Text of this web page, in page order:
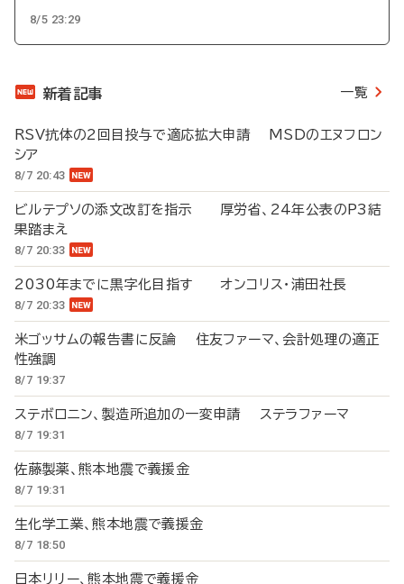
8/5 23:29
新着記事 一覧
RSV抗体の2回目投与で適応拡大申請 MSDのエヌフロン
シア
8/7 20:43
ビルテプソの添文改訂を指示 厚労省、24年公表のP3結
果踏まえ
8/7 20:33
2030年までに黒字化目指す オンコリス・浦田社長
8/7 20:33
米ゴッサムの報告書に反論 住友ファーマ、会計処理の適正
性強調
8/7 19:37
ステボロニン、製造所追加の一変申請 ステラファーマ
8/7 19:31
佐藤製薬、熊本地震で義援金
8/7 19:31
生化学工業、熊本地震で義援金
8/7 18:50
日本リリー、熊本地震で義援金